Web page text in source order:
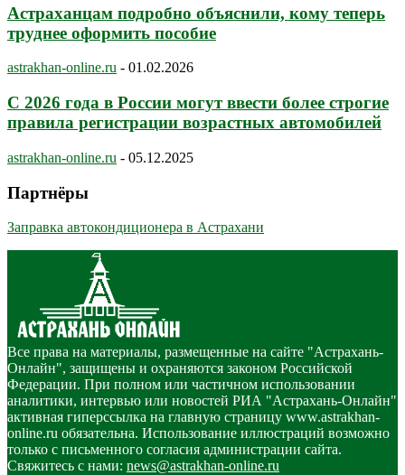
Астраханцам подробно объяснили, кому теперь
труднее оформить пособие
astrakhan-online.ru - 01.02.2026
С 2026 года в России могут ввести более строгие
правила регистрации возрастных автомобилей
astrakhan-online.ru - 05.12.2025
Партнёры
Заправка автокондиционера в Астрахани
Все права на материалы, размещенные на сайте "Астрахань-
Онлайн", защищены и охраняются законом Российской
Федерации. При полном или частичном использовании
аналитики, интервью или новостей РИА "Астрахань-Онлайн"
активная гиперссылка на главную страницу www.astrakhan-
online.ru обязательна. Использование иллюстраций возможно
только с письменного согласия администрации сайта.
Свяжитесь с нами: news@astrakhan-online.ru